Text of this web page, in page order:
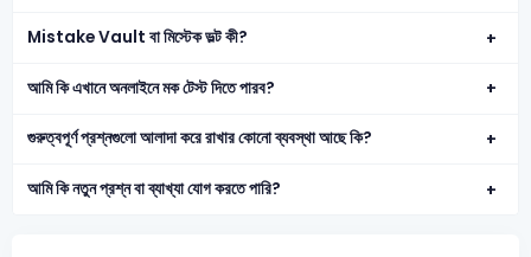
Mistake Vault বা মিস্টেক ভল্ট কী?
আমি কি এখানে অনলাইনে মক টেস্ট দিতে পারব?
গুরুত্বপূর্ণ প্রশ্নগুলো আলাদা করে রাখার কোনো ব্যবস্থা আছে কি?
আমি কি নতুন প্রশ্ন বা ব্যাখ্যা যোগ করতে পারি?